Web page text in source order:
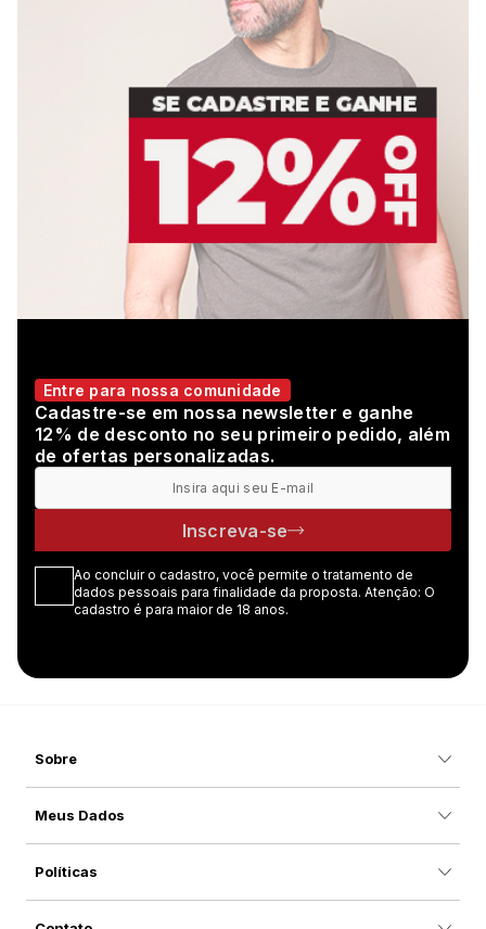
Entre para nossa comunidade
Cadastre-se em nossa newsletter e ganhe
12% de desconto no seu primeiro pedido, além
de ofertas personalizadas.
Inscreva-se
Ao concluir o cadastro, você permite o tratamento de
dados pessoais para finalidade da proposta. Atenção: O
cadastro é para maior de 18 anos.
Sobre
Meus Dados
Políticas